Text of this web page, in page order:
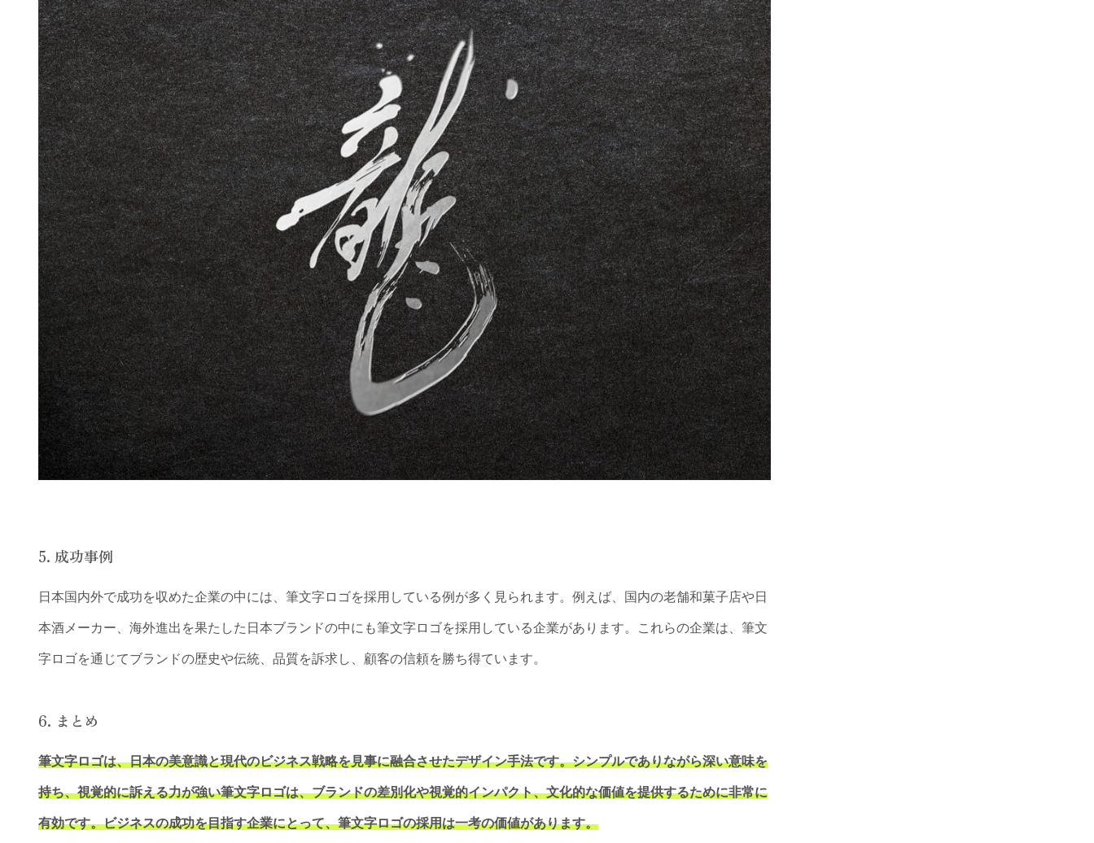
5. 成功事例
日本国内外で成功を収めた企業の中には、筆文字ロゴを採用している例が多く見られます。例えば、国内の老舗和菓子店や日
本酒メーカー、海外進出を果たした日本ブランドの中にも筆文字ロゴを採用している企業があります。これらの企業は、筆文
字ロゴを通じてブランドの歴史や伝統、品質を訴求し、顧客の信頼を勝ち得ています。
6. まとめ
筆文字ロゴは、日本の美意識と現代のビジネス戦略を見事に融合させたデザイン手法です。シンプルでありながら深い意味を
持ち、視覚的に訴える力が強い筆文字ロゴは、ブランドの差別化や視覚的インパクト、文化的な価値を提供するために非常に
有効です。ビジネスの成功を目指す企業にとって、筆文字ロゴの採用は一考の価値があります。